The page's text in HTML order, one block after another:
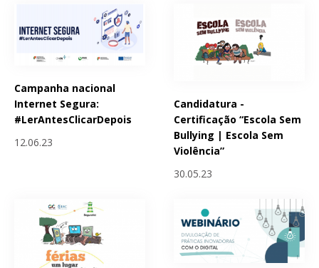
Campanha nacional
Internet Segura:
#LerAntesClicarDepois
12.06.23
Candidatura -
Certificação “Escola Sem
Bullying | Escola Sem
Violência”
30.05.23